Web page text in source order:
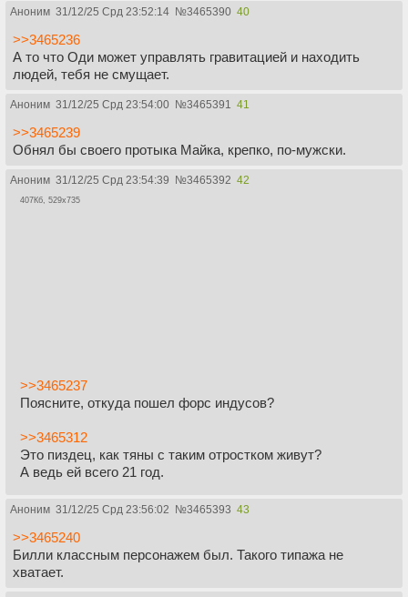
Аноним 31/12/25 Срд 23:52:14 №3465390 40
>>3465236
А то что Оди может управлять гравитацией и находить
людей, тебя не смущает.
Аноним 31/12/25 Срд 23:54:00 №3465391 41
>>3465239
Обнял бы своего протыка Майка, крепко, по-мужски.
Аноним 31/12/25 Срд 23:54:39 №3465392 42
407Кб, 529x735
>>3465237
Поясните, откуда пошел форс индусов?
>>3465312
Это пиздец, как тяны с таким отростком живут?
А ведь ей всего 21 год.
Аноним 31/12/25 Срд 23:56:02 №3465393 43
>>3465240
Билли классным персонажем был. Такого типажа не
хватает.